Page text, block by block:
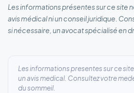
Les informations présentes sur ce site
avis médical ni un conseil juridique.
si nécessaire, un avocat spécialisé en
Les informations presentes sur ce
un avis medical. Consultez votre
du sommeil.